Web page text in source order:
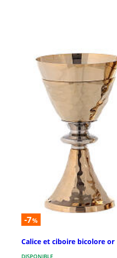
-7%
Calice et ciboire bicolore or
DISPONIBLE